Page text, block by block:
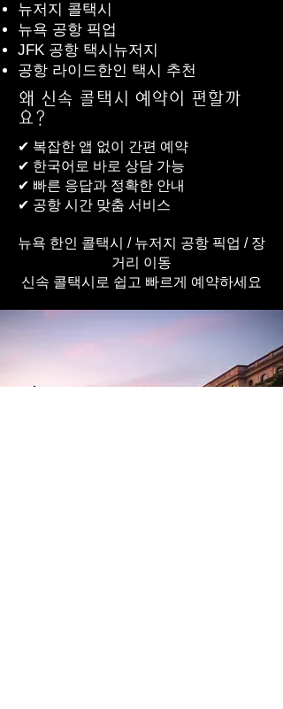
뉴저지 콜택시
뉴욕 공항 픽업
JFK 공항 택시뉴저지
공항 라이드한인 택시 추천
왜 신속 콜택시 예약이 편할까
요?
​✔ 복잡한 앱 없이 간편 예약
✔ 한국어로 바로 상담 가능
✔ 빠른 응답과 정확한 안내
✔ 공항 시간 맞춤 서비스
뉴욕 한인 콜택시 / 뉴저지 공항 픽업 / 장
거리 이동
신속 콜택시로 쉽고 빠르게 예약하세요